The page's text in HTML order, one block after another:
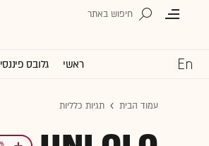
ראשי גלובס פיננסי
עמוד הבית תגיות כלליות